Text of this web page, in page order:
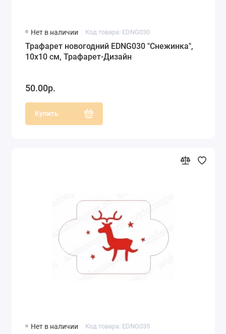
Нет в наличии Код товара: EDNG030
Трафарет новогодний EDNG030 "Снежинка",
10х10 см, Трафарет-Дизайн
50.00р.
Купить
Нет в наличии Код товара: EDNG035